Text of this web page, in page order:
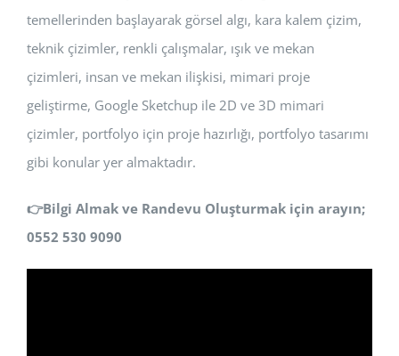
temellerinden başlayarak görsel algı, kara kalem çizim,
teknik çizimler, renkli çalışmalar, ışık ve mekan
çizimleri, insan ve mekan ilişkisi, mimari proje
geliştirme, Google Sketchup ile 2D ve 3D mimari
çizimler, portfolyo için proje hazırlığı, portfolyo tasarımı
gibi konular yer almaktadır.
👉Bilgi Almak ve Randevu Oluşturmak için arayın;
0552 530 9090